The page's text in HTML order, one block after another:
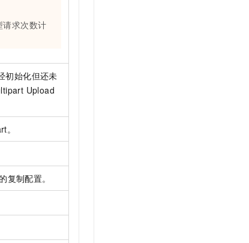
请求次数计
初始化但还未
Upload
。
的复制配置。